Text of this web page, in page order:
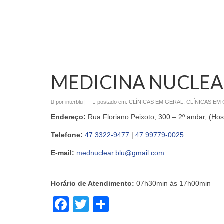
MEDICINA
por interblu | postado em: CLÍNICAS EM GERAL CLÍNICAS EM
Endereço: Rua Floriano Peixoto, 300 – 2º andar,
Telefone: 47 3322-9477 | 47 99779-0025
E-mail: mednuclear.blu@gmail.com
Horário de Atendimento: 07h30min às 17h00min
Facebook
Twitter